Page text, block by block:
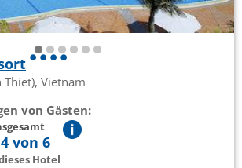
Thiet), Vietnam
von Gästen:
von 6
Hotel